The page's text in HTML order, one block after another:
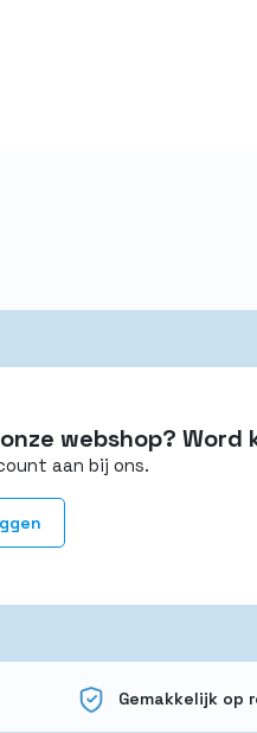
webshop? Word
aan bij ons.
Gemakkelijk op